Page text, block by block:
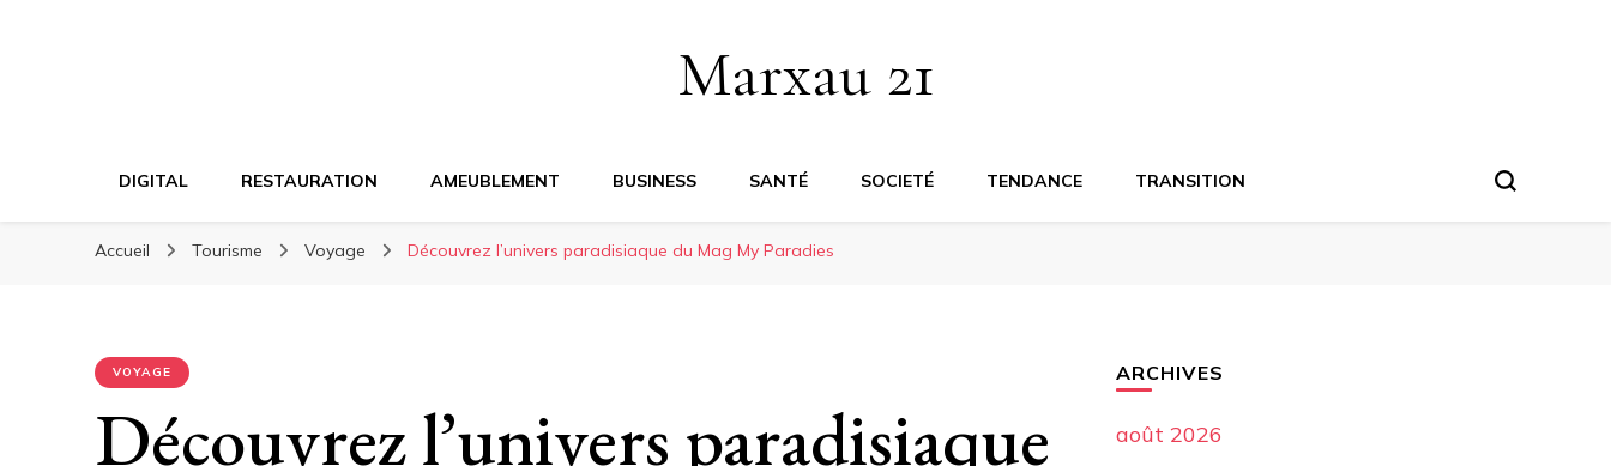
Marxau 21
DIGITAL RESTAURATION AMEUBLEMENT BUSINESS SANTÉ SOCIETÉ TENDANCE TRANSITION
Accueil Tourisme Voyage Découvrez l’univers paradisiaque du Mag My Paradies
VOYAGE
Découvrez l’univers paradisiaque
ARCHIVES
août 2026